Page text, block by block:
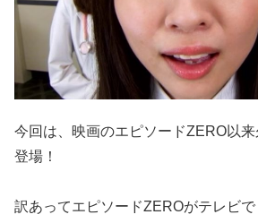
今回は、映画のエピソードZERO以来
登場！
訳あってエピソードZEROがテレビ